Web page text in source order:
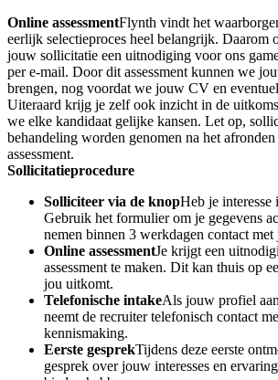
Online assessmentFlynth vindt het
eerlijk selectieproces heel belangrijk. Daarom
jouw sollicitatie een uitnodiging voor ons
per e-mail. Door dit assessment kunnen we
brengen, nog voordat we jouw CV en
Uiteraard krijg je zelf ook inzicht in de
we elke kandidaat gelijke kansen. Let op,
behandeling worden genomen na het afronden
assessment.
Sollicitatieprocedure
Solliciteer via de knopHeb je interesse
Gebruik het formulier om je gegevens
nemen binnen 3 werkdagen contact met
Online assessmentJe krijgt een
assessment te maken. Dit kan thuis op
jou uitkomt.
Telefonische intakeAls jouw profiel
neemt de recruiter telefonisch contact
kennismaking.
Eerste gesprekTijdens deze eerste
gesprek over jouw interesses en